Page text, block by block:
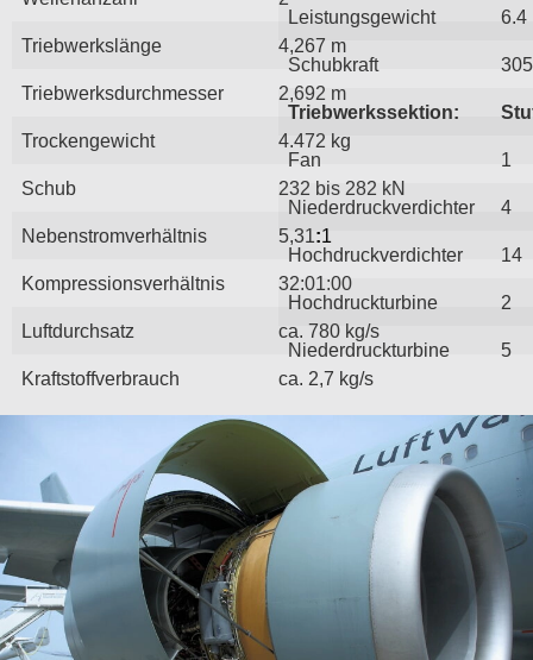
Triebwerkslänge 4,267 m
Triebwerksdurchmesser 2,692 m
Trockengewicht 4.472 kg
Schub 232 bis 282 kN
Nebenstromverhältnis 5,31:1
Kompressionsverhältnis 32:01:00
Luftdurchsatz ca. 780 kg/s
Kraftstoffverbrauch ca. 2,7 kg/s
Leistungsgewicht 6.4
Schubkraft
Triebwerkssektion:
Fan 1
Niederdruckverdichter 4
Hochdruckverdichter 14
Hochdruckturbine 2
Niederdruckturbine 5